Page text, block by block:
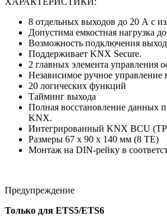
8 отдельных выходов до 20 А с
Допустима емкостная нагрузка
Возможность подключения
Поддерживает KNX Secure.
2 главных элемента управления
Независимое ручное управление
20 логических функций
Тайминг выхода
Полная восстановление данных
KNX.
Интегрированный KNX BCU
Размеры 67 x 90 x 140 мм (8 TE)
Монтаж на DIN-рейку в
Предупреждение
Только для ETS5/ETS6